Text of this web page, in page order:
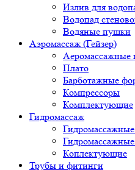
Излив для
Водопад
Водяные пушки
Аэромассаж (Гейзер)
Аеромассажные
Плато
Барботажные
Компрессоры
Комплектующие
Гидромассаж
Коплектующие
Трубы и фитинги